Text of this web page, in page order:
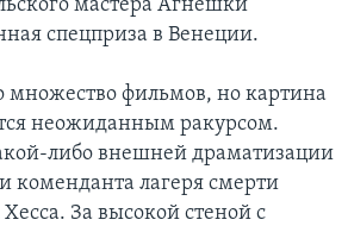
мастера Агнешки
спецприза в Венеции.
множество фильмов, но картина
неожиданным ракурсом.
либо внешней драматизации
коменданта лагеря смерти
За высокой стеной с